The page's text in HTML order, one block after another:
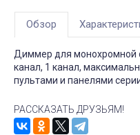
Обзор
Диммер для монохромной
канал, 1 канал,
пультами и панелями
РАССКАЗАТЬ ДРУЗЬЯМ!